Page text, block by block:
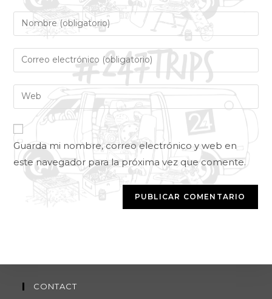
Guarda mi nombre, correo electrónico y web en
este navegador para la próxima vez que comente.
CONTACT